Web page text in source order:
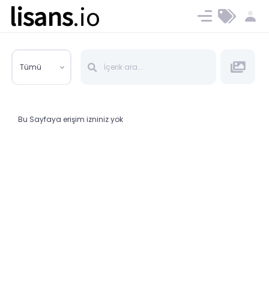
lisans.io Ücret ve Planlar
Tümü
Bu Sayfaya erişim izniniz yok